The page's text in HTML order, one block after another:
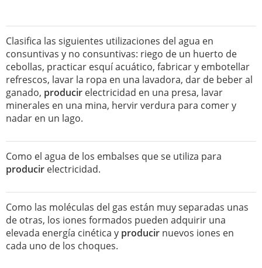
Clasifica las siguientes utilizaciones del agua en
consuntivas y no consuntivas: riego de un huerto de
cebollas, practicar esquí acuático, fabricar y embotellar
refrescos, lavar la ropa en una lavadora, dar de beber al
ganado, producir electricidad en una presa, lavar
minerales en una mina, hervir verdura para comer y
nadar en un lago.
Como el agua de los embalses que se utiliza para
producir electricidad.
Como las moléculas del gas están muy separadas unas
de otras, los iones formados pueden adquirir una
elevada energía cinética y producir nuevos iones en
cada uno de los choques.